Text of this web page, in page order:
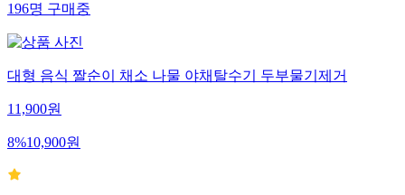
196명 구매중
대형 음식 짤순이 채소 나물 야채탈수기 두부물기제거
11,900원
8%10,900원